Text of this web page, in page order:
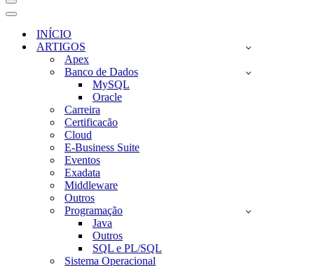
Menu
de
navegação
Menu
navegaçãoINÍCIO
ARTIGOS
Apex
Banco de Dados
MySQL
Oracle
Carreira
Certificacão
Cloud
E-Business Suite
Eventos
Exadata
Middleware
Outros
Programação
Java
Outros
SQL e PL/SQL
Sistema Operacional